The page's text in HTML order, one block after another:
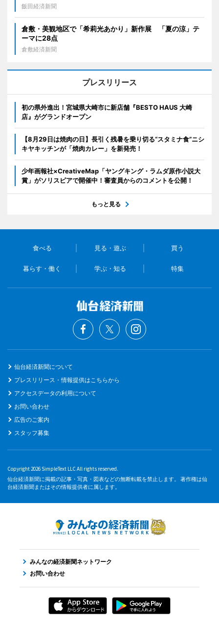
飯田経済新聞
倉敷・美観地区で「希莉光あかり」新作展 「夏の涼」テ
ーマに28点
倉敷経済新聞
プレスリリース
初の県外進出！宮城県大崎市に新店舗『BESTO HAUS 大崎
店』がグランドオープン
【8月29日は焼肉の日】長引く残暑を乗り切る“スタミナ食”ニシ
キヤキッチンが「焼肉カレー」を新発売！
少年画報社×CreativeMap「ヤングキング・ラムダ原作小説大
賞」がソリスピアで開催中！審査員からのコメントを公開！
もっと見る
食べる 見る・遊ぶ 買う
暮らす・働く 学ぶ・知る 特集
仙台経済新聞について
プレスリリース・情報提供はこちらから
アクセスデータの利用について
お問い合わせ
広告のご案内
スタッフ募集
Copyright 2026 SimpleText LLC All rights reserved.
仙台経済新聞に掲載の記事・写真・図表などの無断転載を禁止します。 著作権は仙
台経済新聞またはその情報提供者に属します。
みんなの経済新聞ネットワーク
お問い合わせ